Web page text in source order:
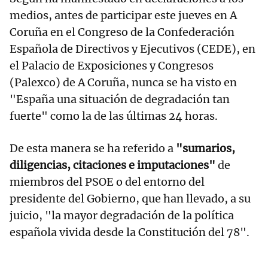
medios, antes de participar este jueves en A
Coruña en el Congreso de la Confederación
Española de Directivos y Ejecutivos (CEDE), en
el Palacio de Exposiciones y Congresos
(Palexco) de A Coruña, nunca se ha visto en
"España una situación de degradación tan
fuerte" como la de las últimas 24 horas.
De esta manera se ha referido a "sumarios,
diligencias, citaciones e imputaciones" de
miembros del PSOE o del entorno del
presidente del Gobierno, que han llevado, a su
juicio, "la mayor degradación de la política
española vivida desde la Constitución del 78".